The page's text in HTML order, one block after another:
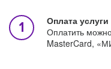
Оплата услуги
Оплатить
MasterCard,